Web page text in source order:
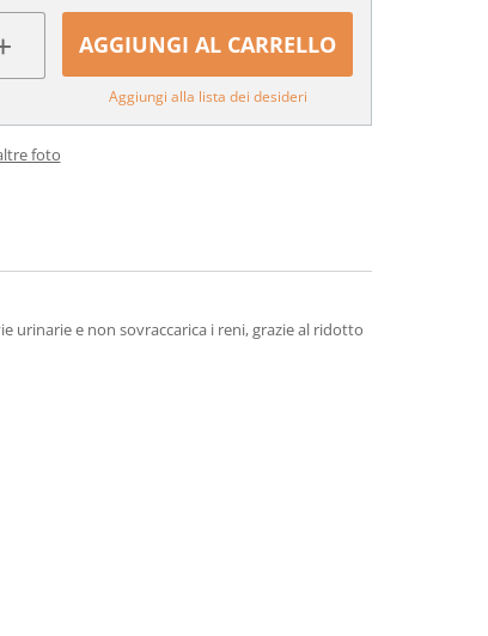
AGGIUNGI AL CARRELLO
Aggiungi alla lista dei desideri
foto
e non sovraccarica i reni, grazie al ridotto